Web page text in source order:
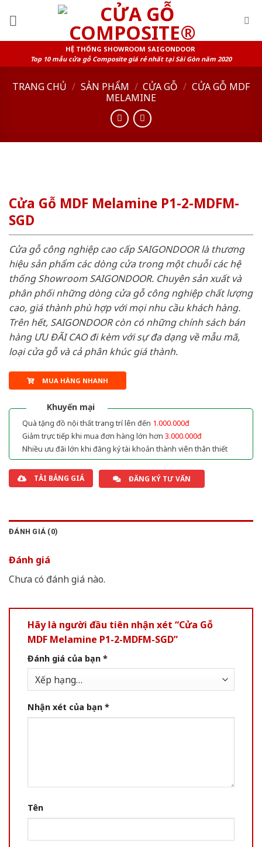
HỆ THỐNG SHOWROOM SAIGONDOOR
Top 10 mẫu cửa gỗ Composite giá rẻ nhất tại Sài Gòn năm 2020
TRANG CHỦ / SẢN PHẨM / CỬA GỖ / CỬA GỖ MDF
MELAMINE
Cửa Gỗ MDF Melamine P1-2-MDFM-
SGD
Cửa gỗ công nghiệp cao cấp SAIGONDOOR là thương
hiệu sản phẩm các dòng cửa trong một chuỗi các hệ
thống Showroom SAIGONDOOR. Chuyên sản xuất và
phân phối những dòng cửa gỗ công nghiệp chất lượng
cao, giá thành phù hợp với mọi nhu cầu khách hàng.
Trên hết, SAIGONDOOR còn có những chính sách bán
hàng ƯU ĐÃI CAO đi kèm với sự đa dạng về mẫu mã,
loại cửa gỗ và cả phân khúc giá thành.
MUA HÀNG NHANH
Khuyến mại
Quà tặng đồ nội thất trang trí lên đến 1.000.000đ
Giảm trực tiếp khi mua đơn hàng lớn hơn 3.000.000đ
Nhiều ưu đãi lớn khi đăng ký tài khoản thành viên thân thiết
TẢI BẢNG GIÁ ĐĂNG KÝ TƯ VẤN
ĐÁNH GIÁ (0)
Đánh giá
Chưa có đánh giá nào.
Hãy là người đầu tiên nhận xét “Cửa Gỗ
MDF Melamine P1-2-MDFM-SGD”
Đánh giá của bạn *
Nhận xét của bạn *
Tên